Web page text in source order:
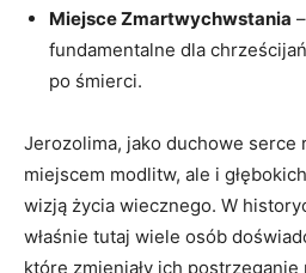
Miejsce Zmartwychwstania
fundamentalne dla
po śmierci.
Jerozolima, jako duchowe serce
miejscem modlitw, ale i
wizją życia wiecznego. W
właśnie tutaj wiele osób
które zmieniały ich